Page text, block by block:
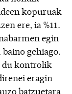
kopuruak
ere, ia %11.
egin
gehiago.
du kontrolik
eragin
batzuetara